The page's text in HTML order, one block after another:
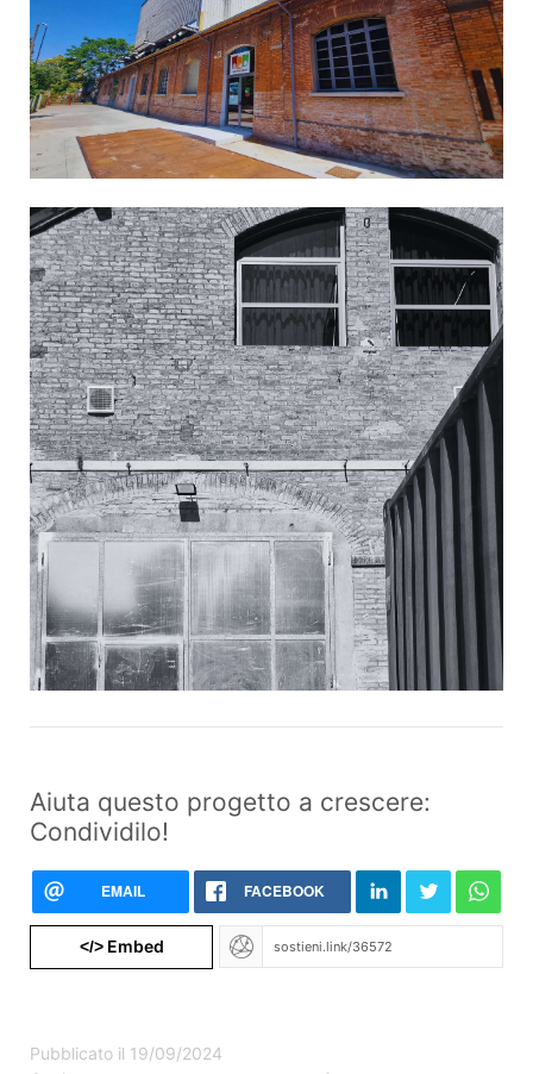
Aiuta questo progetto a crescere:
Condividilo!
EMAIL FACEBOOK
</>Embed
Pubblicato il 19/09/2024